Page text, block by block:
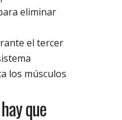
eliminar
el tercer
los músculos
que